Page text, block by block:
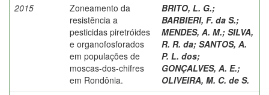
2015
Zoneamento da
resistência a
pesticidas piretróides
e organofosforados
em populações de
moscas-dos-chifres
em Rondônia.
BRITO, L. G.;
BARBIERI, F. da S.;
MENDES, A. M.; SILVA,
R. R. da; SANTOS, A.
P. L. dos;
GONÇALVES, A. E.;
OLIVEIRA, M. C. de S.